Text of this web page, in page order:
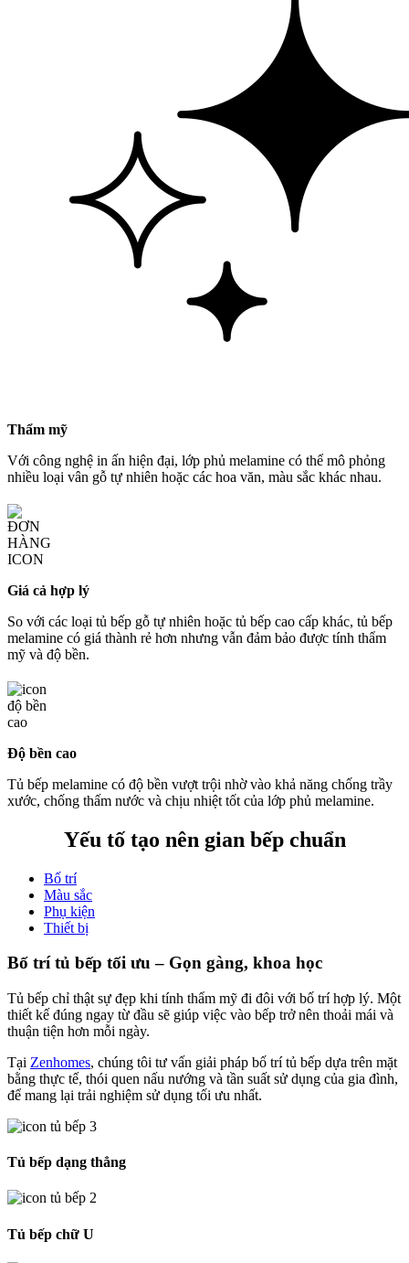
Thẩm mỹ
Với công nghệ in ấn hiện đại, lớp phủ melamine có thể mô phỏng
nhiều loại vân gỗ tự nhiên hoặc các hoa văn, màu sắc khác nhau.
Giá cả hợp lý
So với các loại tủ bếp gỗ tự nhiên hoặc tủ bếp cao cấp khác, tủ bếp
melamine có giá thành rẻ hơn nhưng vẫn đảm bảo được tính thẩm
mỹ và độ bền.
Độ bền cao
Tủ bếp melamine có độ bền vượt trội nhờ vào khả năng chống trầy
xước, chống thấm nước và chịu nhiệt tốt của lớp phủ melamine.
Yếu tố tạo nên gian bếp chuẩn
Bố trí
Màu sắc
Phụ kiện
Thiết bị
Bố trí tủ bếp tối ưu – Gọn gàng, khoa học
Tủ bếp chỉ thật sự đẹp khi tính thẩm mỹ đi đôi với bố trí hợp lý. Một
thiết kế đúng ngay từ đầu sẽ giúp việc vào bếp trở nên thoải mái và
thuận tiện hơn mỗi ngày.
Tại Zenhomes, chúng tôi tư vấn giải pháp bố trí tủ bếp dựa trên mặt
bằng thực tế, thói quen nấu nướng và tần suất sử dụng của gia đình,
để mang lại trải nghiệm sử dụng tối ưu nhất.
Tủ bếp dạng thẳng
Tủ bếp chữ U